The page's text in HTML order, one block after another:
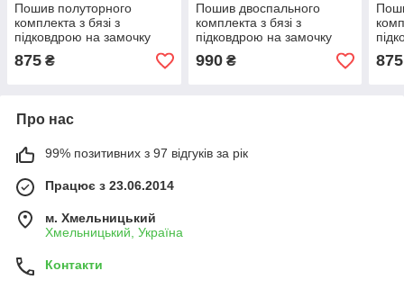
Пошив полуторного
комплекта з бязі з
підковдрою на замочку
875 ₴
Пошив двоспального
комплекта з бязі з
підковдрою на замочку
990₴ 875
Про нас
99% позитивних з 97 відгуків за рік
Працює з 23.06.2014
м. Хмельницький
Хмельницький, Україна
Контакти